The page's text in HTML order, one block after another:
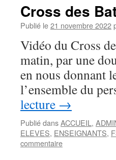
Cross des
Publié le21 novembre 2022
Vidéo du Cross
matin, par une
en nous donnant
l’ensemble du
lecture →
Publié dansACCUEIL ,
ELEVES, ENSEIGNANTS,
commentaire